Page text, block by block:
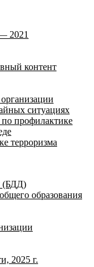
2021
контент
ситуациях
профилактике
терроризма
(БДД)
образования
2025 г.